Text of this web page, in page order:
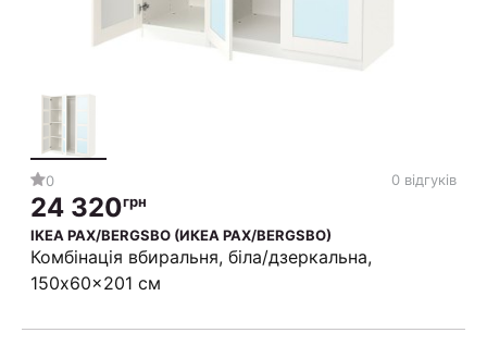
0 0 відгуків
24 320грн
IKEA PAX/BERGSBO (ИКЕА PAX/BERGSBO)
Комбінація вбиральня, біла/дзеркальна,
150x60x201 см